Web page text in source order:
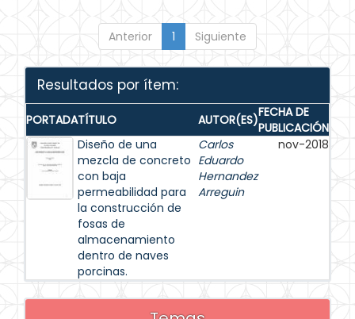
Anterior 1 Siguiente
Resultados por ítem:
PORTADATÍTULO AUTOR(ES)FECHA DE
PUBLICACIÓN
Diseño de una
mezcla de concreto
con baja
permeabilidad para
la construcción de
fosas de
almacenamiento
dentro de naves
porcinas.
Carlos
Eduardo
Hernandez
Arreguin
nov-2018